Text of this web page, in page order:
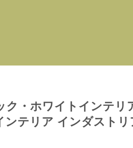
ク・ホワイトインテリ
ンテリア インダストリ